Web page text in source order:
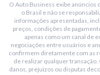
O Auto Business exibe
o Brasil e não se
informações apresentadas,
preços, condições de
apenas como um canal de
negociações entre usuários e
confirmem diretamente com as
de realizar qualquer
danos, prejuízos ou disputas